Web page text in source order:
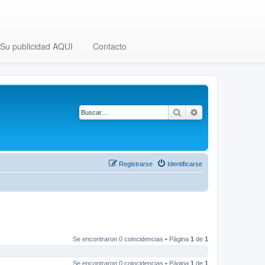
publicidad AQUI Contacto
Buscar
Identificarse
Registrarse
Se encontraron 0 coincidencias • Página 1 de 1
Se encontraron 0 coincidencias • Página 1 de 1